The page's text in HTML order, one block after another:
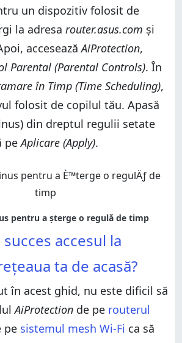
un dispozitiv folosit de
la adresa router.asus.com și
acceseazăAiProtection,
Parental (Parental Controls). În
în Timp (Time Scheduling),
folosit de copilul tău. Apasă
din dreptul regulii setate
peAplicare (Apply).
accesul la
ta de acasă?
în acest ghid, nu este dificil să
AiProtection de pe routerul
pe sistemul mesh Wi-Fi ca să